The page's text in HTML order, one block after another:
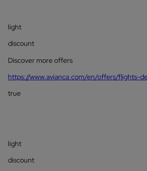
light
discount
Discover more offers
https://www.avianca.com/en/offers/flights-
true
light
discount